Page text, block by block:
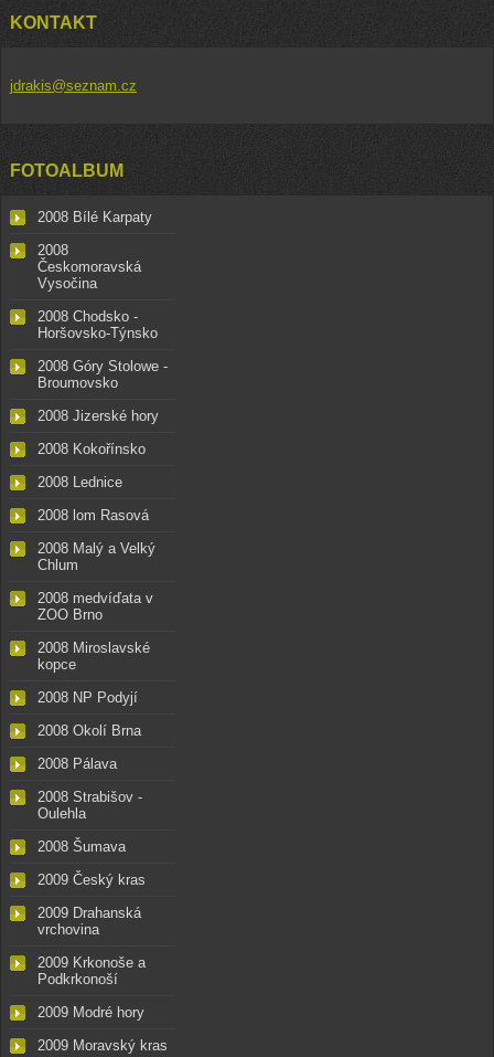
KONTAKT
jdrakis@seznam.cz
FOTOALBUM
2008 Bílé Karpaty
2008
Českomoravská
Vysočina
2008 Chodsko -
Horšovsko-Týnsko
2008 Góry Stolowe -
Broumovsko
2008 Jizerské hory
2008 Kokořínsko
2008 Lednice
2008 lom Rasová
2008 Malý a Velký
Chlum
2008 medvíďata v
ZOO Brno
2008 Miroslavské
kopce
2008 NP Podyjí
2008 Okolí Brna
2008 Pálava
2008 Strabišov -
Oulehla
2008 Šumava
2009 Český kras
2009 Drahanská
vrchovina
2009 Krkonoše a
Podkrkonoší
2009 Modré hory
2009 Moravský kras